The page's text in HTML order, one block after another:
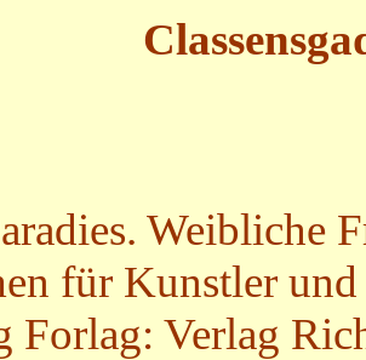
Weibliche
für Kunstler
Forlag: Verlag